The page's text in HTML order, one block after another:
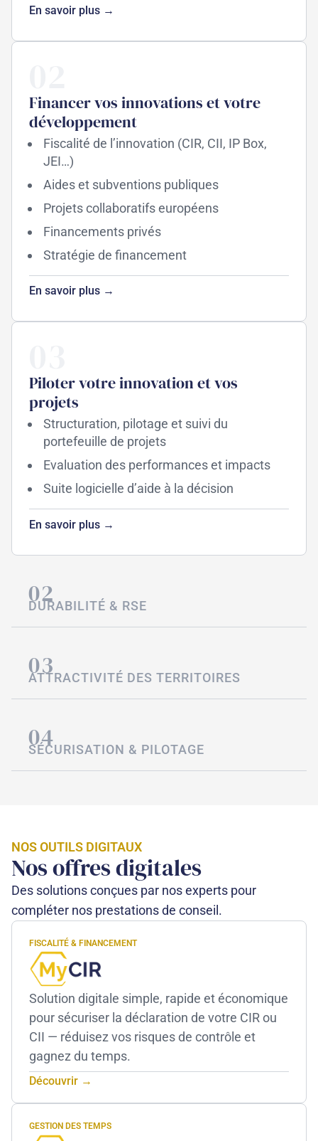
02
DURABILITÉ & RSE
03
ATTRACTIVITÉ DES TERRITOIRES
04
SÉCURISATION & PILOTAGE
En savoir plus →
Financer vos innovations et votre
développement
Fiscalité de l’innovation (CIR, CII, IP Box,
JEI…)
Aides et subventions publiques
Projets collaboratifs européens
Financements privés
Stratégie de financement
En savoir plus →
Piloter votre innovation et vos
projets
Structuration, pilotage et suivi du
portefeuille de projets
Evaluation des performances et impacts
Suite logicielle d’aide à la décision
En savoir plus →
NOS OUTILS DIGITAUX
Nos offres digitales
Des solutions conçues par nos experts pour
compléter nos prestations de conseil.
FISCALITÉ & FINANCEMENT
Solution digitale simple, rapide et économique
pour sécuriser la déclaration de votre CIR ou
CII — réduisez vos risques de contrôle et
gagnez du temps.
Découvrir →
GESTION DES TEMPS